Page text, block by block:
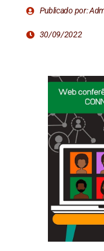
Publicado por:
30/09/2022